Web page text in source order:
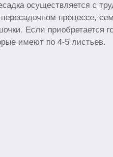
осуществляется с
процессе,
Если приобретается
имеют по 4-5 листьев.